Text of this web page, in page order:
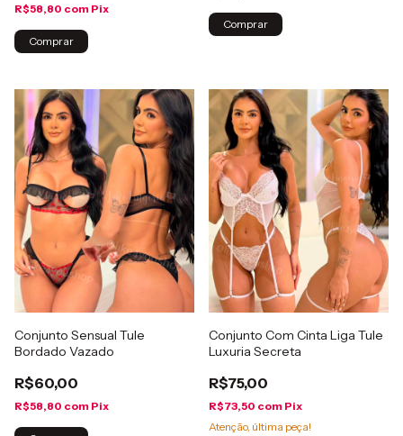
R$58,80 com Pix
Comprar
Comprar
Conjunto Sensual Tule
Bordado Vazado
R$60,00
R$58,80 com Pix
Conjunto Com Cinta Liga Tule
Luxuria Secreta
R$75,00
R$73,50 com Pix
Atenção, última peça!